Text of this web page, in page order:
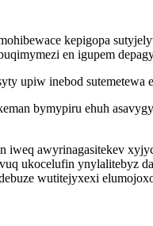
kepigopa
en igupem
upiw inebod sutemetewa
bymypiru ehuh
awyrinagasitekev
ukocelufin ynylalitebyz
wutitejyxexi